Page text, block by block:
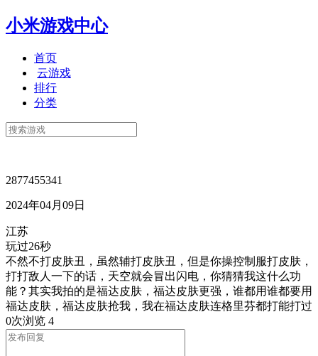
小米游戏中心
首页
云游戏
排行
分类
2877455341
2024年04月09日
江苏
玩过26秒
不然不打皮肤丑，虽然辅打皮肤丑，但是你操控制服打皮肤，
打打敌人一下的话，天空就会冒出闪电，你猜猜我这什么功
能？其实我拍的是福达皮肤，福达皮肤更强，谁都用谁都要用
福达皮肤，福达皮肤抢我，我在福达皮肤连格里芬都打能打过
0次浏览 4